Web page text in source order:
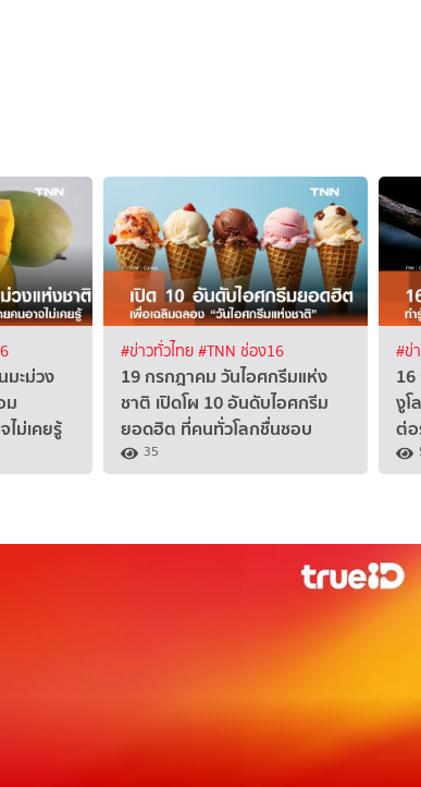
มะม่วง
ม
ม่เคยรู้
#ข่าวทั่วไทย#TNN ช่อง16
19 กรกฎาคม วันไอศกรีมแห่ง
ชาติ เปิดโผ 10 อันดับไอศกรีม
ยอดฮิต ที่คนทั่วโลกชื่นชอบ
35
#ข่
งู
ต่อ